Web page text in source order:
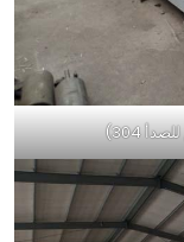
304)